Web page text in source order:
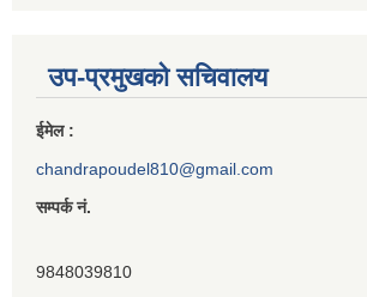
उप-प्रमुखको सचिवालय
ईमेल :
chandrapoudel810@gmail.com
सम्पर्क नं.
9848039810